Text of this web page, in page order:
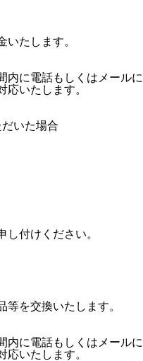
いたします。
内に電話もしくはメールに
いたします。
いた場合
付けください。
等を交換いたします。
内に電話もしくはメールに
いたします。